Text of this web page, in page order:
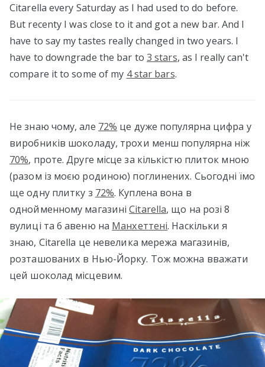
Citarella every Saturday as I had used to do before.
But recenty I was close to it and got a new bar. And I
have to say my tastes really changed in two years. I
have to downgrade the bar to 3 stars, as I really can't
compare it to some of my 4 star bars.
Не знаю чому, але 72% це дуже популярна цифра у
виробників шоколаду, трохи менш популярна ніж
70%, проте. Друге місце за кількістю плиток мною
(разом із моєю родиною) поглинених. Сьогодні їмо
ще одну плитку з 72%. Куплена вона в
однойменному магазиніCitarella, що на розі 8
вулиці та 6 авеню на Манхеттені. Наскільки я
знаю, Citarella це невелика мережа магазинів,
розташованих в Нью-Йорку. Тож можна вважати
цей шоколад місцевим.